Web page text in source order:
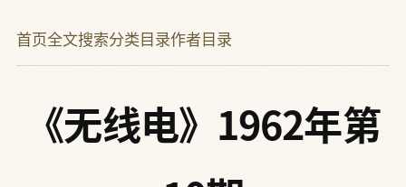
首页全文搜索分类目录作者目录
《无线电》1962年第